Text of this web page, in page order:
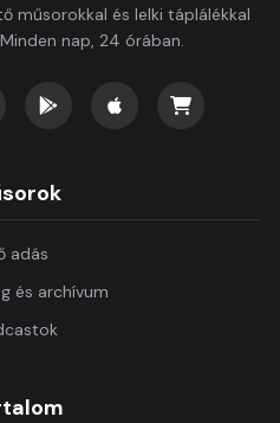
műsorokkal és lelki táplálékkal
nap, 24 órában.
adás
és archívum